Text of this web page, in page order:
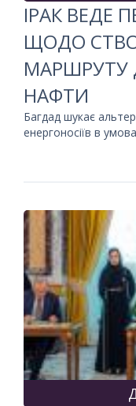
ІРАК ВЕДЕ
ЩОДО
МАРШРУТУ
НАФТИ
Багдад шукає
енергоносіїв в